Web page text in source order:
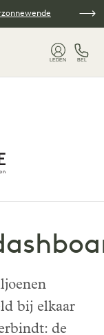
LEDEN BEL
bij elkaar
de